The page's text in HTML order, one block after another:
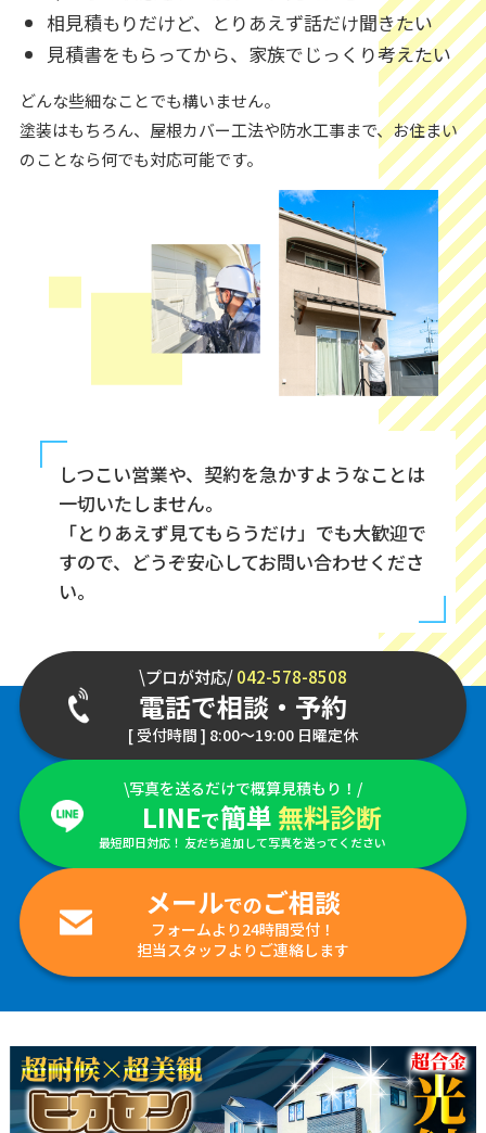
相見積もりだけど、とりあえず話だけ聞きたい
見積書をもらってから、家族でじっくり考えたい
どんな些細なことでも構いません。
塗装はもちろん、屋根カバー工法や防水工事まで、お住まい
のことなら何でも対応可能です。
しつこい営業や、契約を急かすようなことは
一切いたしません。
「とりあえず見てもらうだけ」でも大歓迎で
すので、どうぞ安心してお問い合わせくださ
い。
\プロが対応/042-578-8508
電話で相談・予約
[ 受付時間 ] 8:00～19:00 日曜定休
\写真を送るだけで概算見積もり！/
LINEで簡単 無料診断
最短即日対応！ 友だち追加して写真を送ってください
メールでのご相談
フォームより24時間受付！
担当スタッフよりご連絡します